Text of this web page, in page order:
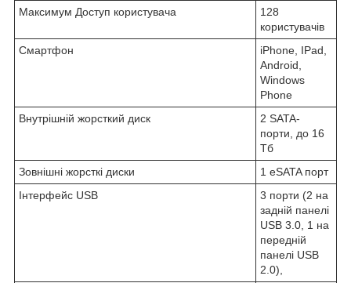
Максимум Доступ користувача
128
користувачів
Смартфон
iPhone, IPad,
Android,
Windows
Phone
Внутрішній жорсткий диск
2 SATA-
порти, до 16
Тб
Зовнішні жорсткі диски
1 eSATA порт
Інтерфейс USB
3 порти (2 на
задній панелі
USB 3.0, 1 на
передній
панелі USB
2.0),